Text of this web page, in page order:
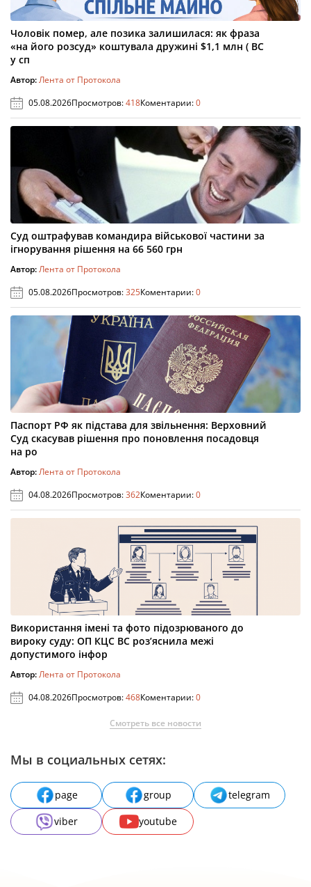
Чоловік помер, але позика залишилася: як фраза
«на його розсуд» коштувала дружині $1,1 млн ( ВС
у сп
Автор:Лента от Протокола
05.08.2026Просмотров:418Коментарии:0
Суд оштрафував командира військової частини за
ігнорування рішення на 66 560 грн
Автор:Лента от Протокола
05.08.2026Просмотров:325Коментарии:0
Паспорт РФ як підстава для звільнення: Верховний
Суд скасував рішення про поновлення посадовця
на ро
Автор:Лента от Протокола
04.08.2026Просмотров:362Коментарии:0
Використання імені та фото підозрюваного до
вироку суду: ОП КЦС ВС роз’яснила межі
допустимого інфор
Автор:Лента от Протокола
04.08.2026Просмотров:468Коментарии:0
Смотреть все новости
Мы в социальных сетях:
page group
telegram
viber
youtube